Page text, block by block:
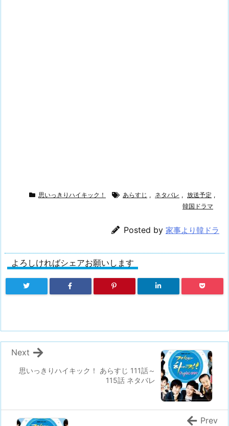
思いっきりハイキック！ あらすじ , ネタバレ , 放送予定 ,
韓国ドラマ
Posted by 家事より韓ドラ
よろしければシェアお願いします
思いっきりハイキック！ あらすじ 111話～
115話 ネタバレ
Next
Prev